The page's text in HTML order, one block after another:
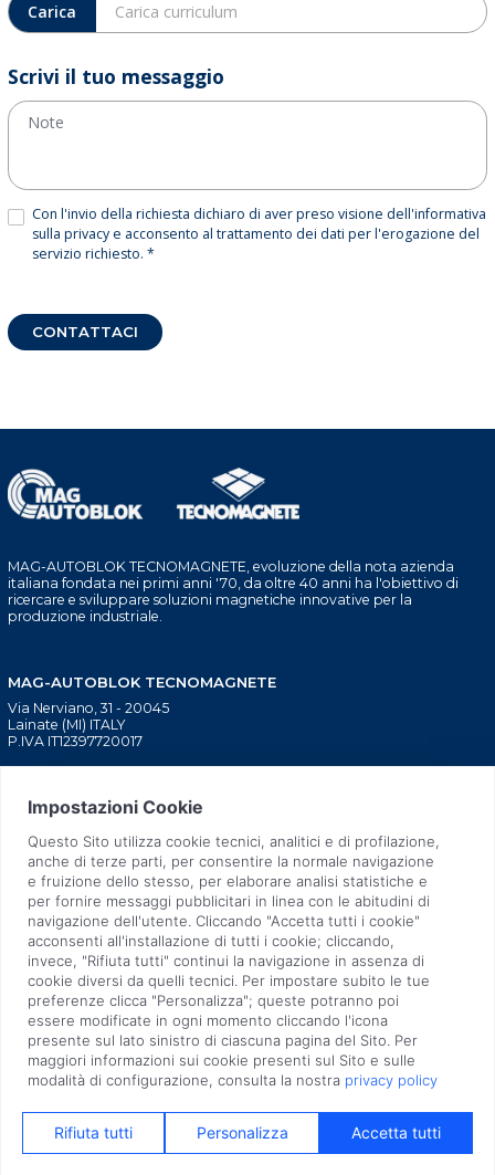
Carica Carica curriculum
Scrivi il tuo messaggio
Con l'invio della richiesta dichiaro di aver preso visione dell'informativa
sulla privacy e acconsento al trattamento dei dati per l'erogazione del
servizio richiesto. *
CONTATTACI
MAG-AUTOBLOK TECNOMAGNETE, evoluzione della nota azienda
italiana fondata nei primi anni '70, da oltre 40 anni ha l'obiettivo di
ricercare e sviluppare soluzioni magnetiche innovative per la
produzione industriale.
MAG-AUTOBLOK TECNOMAGNETE
Via Nerviano, 31 - 20045
Lainate (MI) ITALY
P.IVA IT12397720017
CHI SIAMO
TECNOLOGIA BREVETTATA
TECNOLOGIA SOSTENIBILE
RETE COMMERCIALE
NEWS
FIERE
QUALITÀ
LAVORA CON NOI
BLOCAGGIO MACCHINE
UTENSILI
INIEZIONE PLASTICA
SOLLEVATORI MANUALI
SOLLEVATORI ELETTRONICI
STAMPAGGIO LAMIERA
SUPPORTO PRE E POST
VENDITA
ASSISTENZA TECNICA
CONTATTI
2026 MAG-AUTOBLOK TECNOMAGNETE S.p.a.